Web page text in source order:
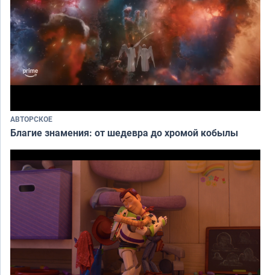
АВТОРСКОЕ
Благие знамения: от шедевра до хромой кобылы